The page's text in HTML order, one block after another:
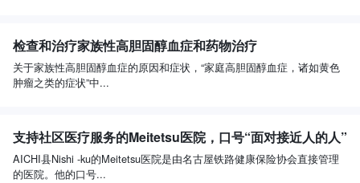
检查和治疗家族性高胆固醇血症和药物治疗
关于家族性高胆固醇血症的原因和症状，“家庭高胆固醇血症，诸如黄色
肿瘤之类的症状”中...
支持社区医疗服务的Meitetsu医院，口号“面对接近人的人”
AICHI县Nishi -ku的Meitetsu医院是由名古屋铁路健康保险协会直接管理
的医院。他的口号...